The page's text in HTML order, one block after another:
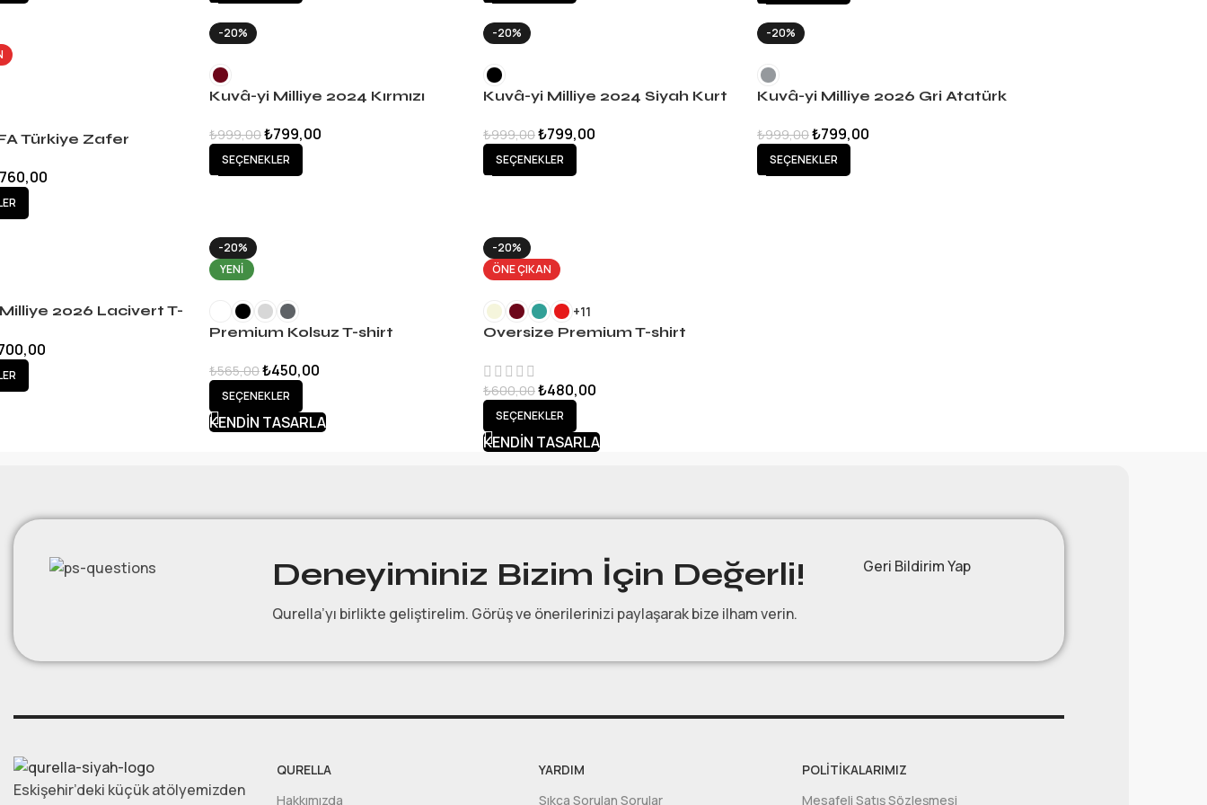
Türkiye Zafer
760,00
-20%
Kuvâ-yi Milliye 2024 Kırmızı
₺999,00₺799,00
SEÇENEKLER
-20%
Kuvâ-yi Milliye 2024 Siyah Kurt
₺999,00₺799,00
SEÇENEKLER
-20%
Kuvâ-yi Milliye 2026 Gri Atatürk
₺999,00₺799,00
SEÇENEKLER
2026 Lacivert T-
-20%
YENI
Premium Kolsuz T-shirt
₺565,00₺450,00
SEÇENEKLER
KENDIN TASARLA
-20%
ÖNE ÇIKAN
+11
Oversize Premium T-shirt
₺600,00₺480,00
SEÇENEKLER
KENDIN TASARLA
Deneyiminiz Bizim İçin Değerli!
Qurella’yı birlikte geliştirelim. Görüş ve önerilerinizi paylaşarak bize ilham verin.
Geri Bildirim Yap
Eskişehir’deki küçük atölyemizden
QURELLA
Hakkımızda
YARDIM
Sıkça Sorulan Sorular
POLITIKALARIMIZ
Mesafeli Satış Sözleşmesi